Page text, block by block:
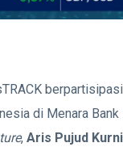
di Menara
, Aris Pujud